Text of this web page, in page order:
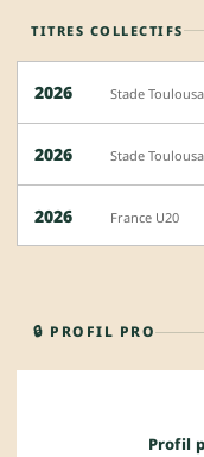
TITRES COLLECTIFS
2026 Stade
2026 Stade
2026 France U20
🔒 PROFIL PRO
Profil